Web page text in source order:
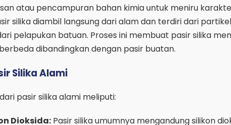
atau pencampuran bahan kimia untuk meniru
silika diambil langsung dari alam dan terdiri dari
pelapukan batuan. Proses ini membuat pasir silika
dibandingkan dengan pasir buatan.
Silika Alami
pasir silika alami meliputi:
Dioksida: Pasir silika umumnya mengandung silikon